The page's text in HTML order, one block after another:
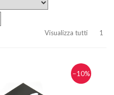
Visualizza tutti
1
−10%